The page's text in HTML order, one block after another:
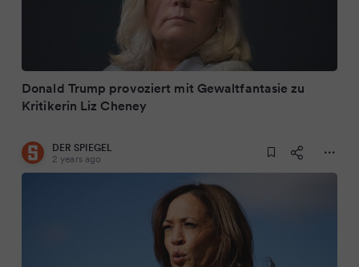
Donald Trump provoziert mit Gewaltfantasie zu
Kritikerin Liz Cheney
DER SPIEGEL
2 years ago